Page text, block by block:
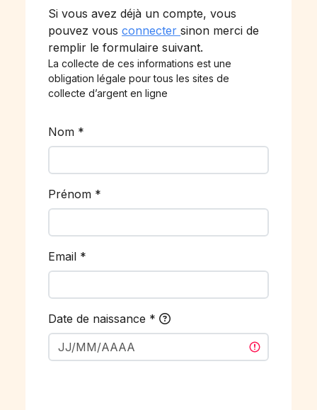
Si vous avez déjà un compte, vous
pouvez vous connecter sinon merci de
remplir le formulaire suivant.
La collecte de ces informations est une
obligation légale pour tous les sites de
collecte d’argent en ligne
Nom *
Prénom *
Email *
Date de naissance *